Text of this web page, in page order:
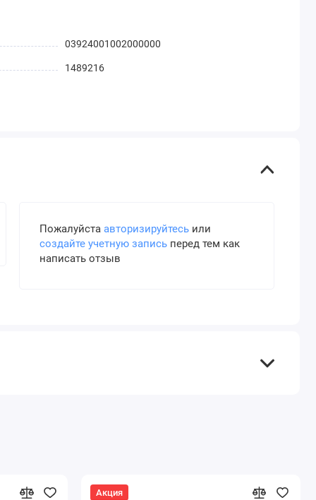
03924001002000000
1489216
Пожалуйста авторизируйтесьили
создайте учетную записьперед тем как
написать отзыв
Акция